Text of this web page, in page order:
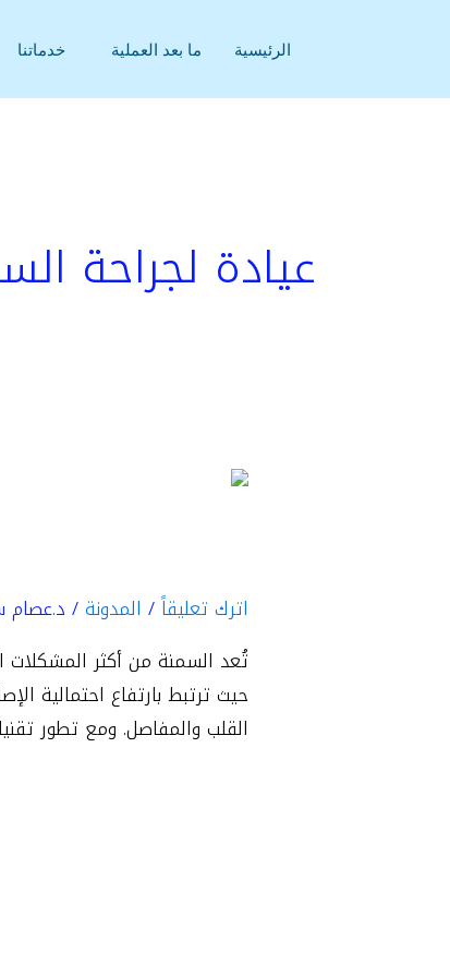
الرئيسية ما بعد العملية خدماتنا
عيادة لجراحة
اترك تعليقاً/ المدونة/ د.عصام
تُعد السمنة من أكثر المشكلات
حيث ترتبط بارتفاع احتمالية
القلب والمفاصل. ومع تطور
أفضل
بالسعودية